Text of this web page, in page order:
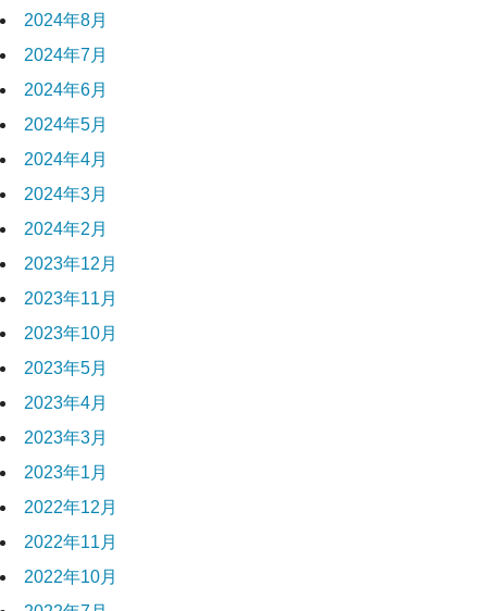
2024年8月
2024年7月
2024年6月
2024年5月
2024年4月
2024年3月
2024年2月
2023年12月
2023年11月
2023年10月
2023年5月
2023年4月
2023年3月
2023年1月
2022年12月
2022年11月
2022年10月